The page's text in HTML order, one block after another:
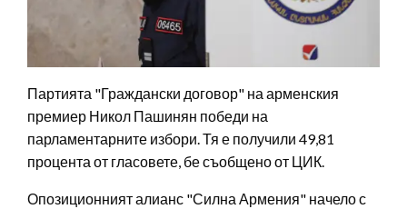
Партията "Граждански договор" на арменския
премиер Никол Пашинян победи на
парламентарните избори. Тя е получили 49,81
процента от гласовете, бе съобщено от ЦИК.
Опозиционният алианс "Силна Армения" начело с